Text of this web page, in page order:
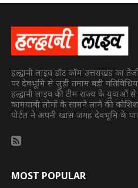
हल्द्वानी लाइव डॉट कॉम उत्तराखंड का
पर देवभूमि से जुड़ी तमाम बड़ी
हल्द्वानी लाइव की टीम राज्य के युवाओं
कामयाबी लोगों के सामने लाने की
पोर्टल ने अपनी खास जगह देवभूमि के
MOST POPULAR